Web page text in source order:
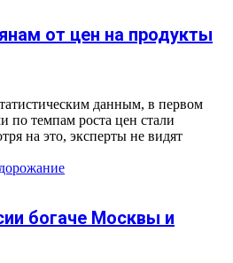
от цен на продукты
данным, в первом
по темпам роста цен стали
на это, эксперты не видят
богаче Москвы и